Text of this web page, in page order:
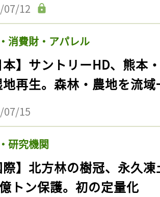
07/12
消費財・アパレル
本】サントリーHD、熊本
地再生。森林・農地を流
07/15
研究機関
際】北方林の樹冠、永久
トン保護。初の定量化